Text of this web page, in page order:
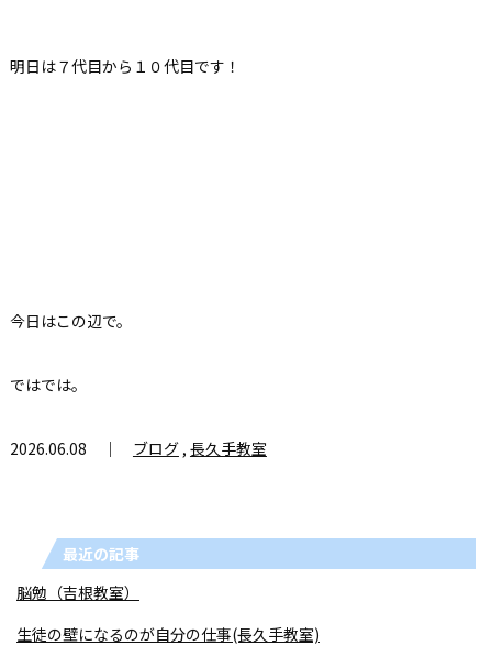
明日は７代目から１０代目です！
今日はこの辺で。
ではでは。
2026.06.08 ｜ ブログ, 長久手教室
最近の記事
脳勉（吉根教室）
生徒の壁になるのが自分の仕事(長久手教室)